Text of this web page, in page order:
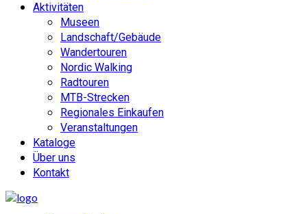
Aktivitäten
Museen
Landschaft/Gebäude
Wandertouren
Nordic Walking
Radtouren
MTB-Strecken
Regionales Einkaufen
Veranstaltungen
Kataloge
Über uns
Kontakt